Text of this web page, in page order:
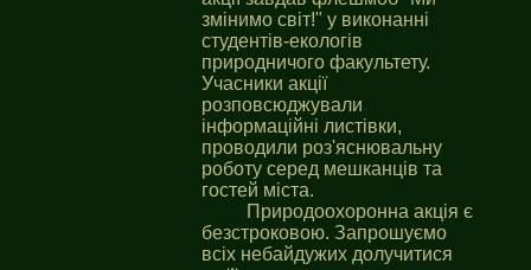
змінимо світ!" у виконанні
студентів-екологів
природничого факультету.
Учасники акції
розповсюджували
інформаційні листівки,
проводили роз'яснювальну
роботу серед мешканців та
гостей міста.
Природоохоронна акція є
безстроковою. Запрошуємо
всіх небайдужих долучитися